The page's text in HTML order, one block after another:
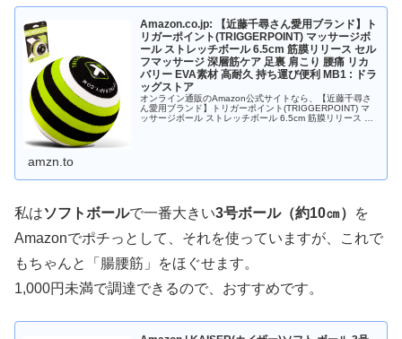
Amazon.co.jp: 【近藤千尋さん愛用ブランド】ト
リガーポイント(TRIGGERPOINT) マッサージボ
ール ストレッチボール 6.5cm 筋膜リリース セル
フマッサージ 深層筋ケア 足裏 肩こり 腰痛 リカ
バリー EVA素材 高耐久 持ち運び便利 MB1 : ドラ
ッグストア
オンライン通販のAmazon公式サイトなら、【近藤千尋さ
ん愛用ブランド】トリガーポイント(TRIGGERPOINT) マ
ッサージボール ストレッチボール 6.5cm 筋膜リリース セ
amzn.to
私はソフトボールで一番大きい3号ボール（約10㎝）
を
Amazonでポチっとして、それを使っていますが、これで
もちゃんと「腸腰筋」をほぐせます。
1,000円未満で調達できるので、おすすめです。